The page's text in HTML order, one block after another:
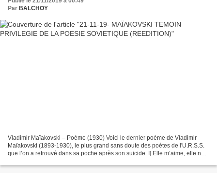
Par BALCHOY
Vladimir Maïakovski – Poème (1930) Voici le dernier poème de Vladimir
Maïakovski (1893-1930), le plus grand sans doute des poètes de l'U.R.S.S.
que l’on a retrouvé dans sa poche après son suicide. I] Elle m’aime, elle ne